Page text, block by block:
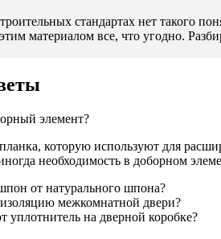
стандартах нет такого
материалом все, что угодно.
элемент?
которую используют для
необходимость в доборном
от натурального шпона?
межкомнатной двери?
уплотнитель на дверной коробке?